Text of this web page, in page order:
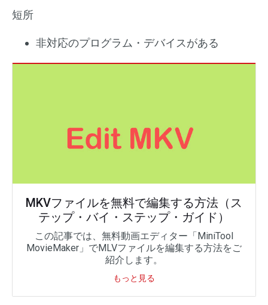
短所
非対応のプログラム・デバイスがある
MKVファイルを無料で編集する方法（ス
テップ・バイ・ステップ・ガイド）
この記事では、無料動画エディター「MiniTool
MovieMaker」でMLVファイルを編集する方法をご
紹介します。
もっと見る